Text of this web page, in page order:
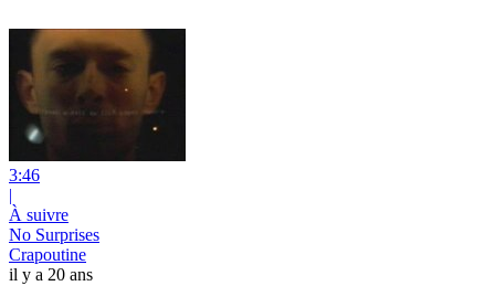
3:46
|
À suivre
No Surprises
Crapoutine
il y a 20 ans